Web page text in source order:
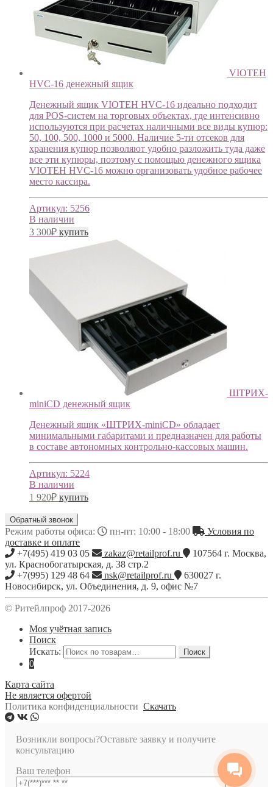
VIOTEH
HVC-16 денежный ящик
Денежный ящик VIOTEH HVC-16 идеально подходит
для POS-систем на торговых объектах, где интенсивно
используются при расчетах наличными все виды купюр:
50, 100, 500, 1000 и 5000. Наличие 5-ти отсеков для
хранения купюр позволяют удобно разложить туда даже
все эти купюры, поэтому с помощью денежного ящика
VIOTEH HVC-16 можно организовать удобное рабочее
место кассира.
Артикул: 5256
В наличии
3 300₽ купить
ШТРИХ-
miniCD денежный ящик
Денежный ящик «ШТРИХ-miniCD» обладает
минимальными габаритами и предназначен для работы
в составе автономных контрольно-кассовых машин.
Артикул: 5224
В наличии
1 920₽ купить
Обратный звонок
Режим работы офиса: пн-пт: 10:00 - 18:00
Условия по
доставке и оплате
+7(495) 419 03 05
zakaz@retailprof.ru 107564 г. Москва,
ул. Краснобогатырская, д. 38 стр.2
+7(995) 129 48 64
nsk@retailprof.ru 630027 г.
Новосибирск, ул. Объединения, д. 9, офис №7
© Ритейлпроф 2017-2026
Моя учётная запись
Поиск
Искать:
Поиск
0
Карта сайта
Не является офертой
Политика конфиденциальности Скачать
Возникли вопросы?Оставьте заявку и получите
консультацию
Ваш телефон